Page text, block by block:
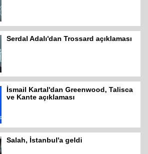
Serdal Adalı'dan Trossard açıklaması
İsmail Kartal'dan Greenwood, Talisca
ve Kante açıklaması
Salah, İstanbul'a geldi